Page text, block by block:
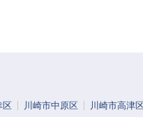
区 川崎市中原区 川崎市高津